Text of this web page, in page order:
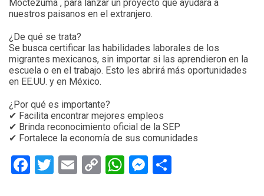
Moctezuma , para lanzar un proyecto que ayudará a
nuestros paisanos en el extranjero.
¿De qué se trata?
Se busca certificar las habilidades laborales de los
migrantes mexicanos, sin importar si las aprendieron en la
escuela o en el trabajo. Esto les abrirá más oportunidades
en EE.UU. y en México.
¿Por qué es importante?
✔ Facilita encontrar mejores empleos
✔ Brinda reconocimiento oficial de la SEP
✔ Fortalece la economía de sus comunidades
Facebook
Twitter
EmailCopyWhatsApp
Messenger